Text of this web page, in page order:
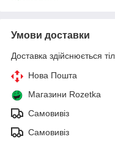
Умови доставки
Доставка здійснюється
Нова Пошта
Магазини Rozetka
Самовивіз
Самовивіз